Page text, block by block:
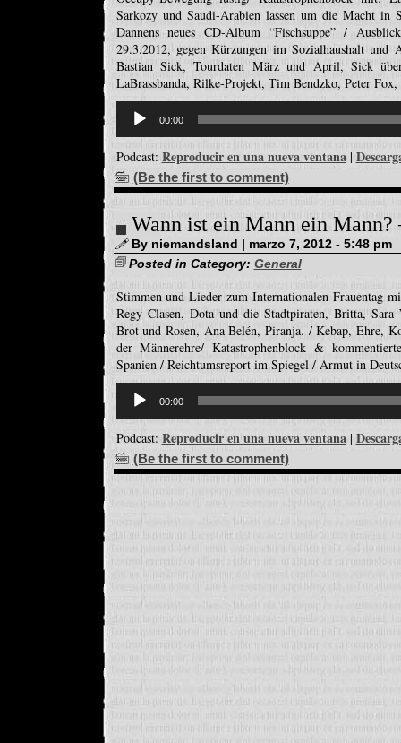
Sarkozy und Saudi-Arabien lassen um die Macht in
Dannens neues CD-Album “Fischsuppe” /
29.3.2012, gegen Kürzungen im Sozialhaushalt und
Bastian Sick, Tourdaten März und April, Sick
LaBrassbanda, Rilke-Projekt, Tim Bendzko, Peter Fox,
audio
00:00
Podcast: Reproducir en una nueva ventana|
(Be the first to comment)
Wann ist ein Mann ein Mann?
By niemandsland | marzo 7, 2012 - 5:48 pm
Posted in Category: General
Stimmen und Lieder zum Internationalen Frauentag
Regy Clasen, Dota und die Stadtpiraten, Britta, Sara
Brot und Rosen, Ana Belén, Piranja. / Kebap, Ehre,
der Männerehre/ Katastrophenblock &
Spanien / Reichtumsreport im Spiegel / Armut in
audio
00:00
Podcast: Reproducir en una nueva ventana|
(Be the first to comment)